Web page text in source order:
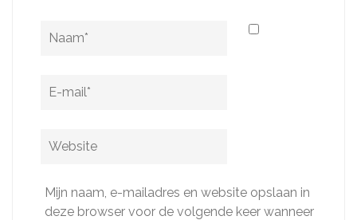
Naam
E-
Website
Mijn naam, e-mailadres en website opslaan in
deze browser voor de volgende keer wanneer